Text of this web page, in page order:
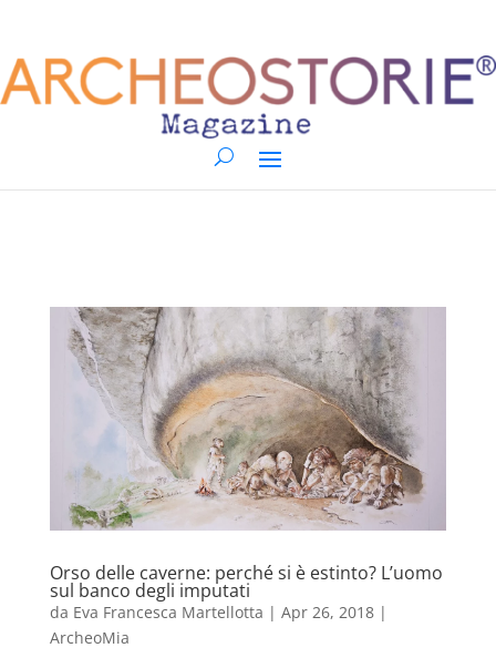
Orso delle caverne: perché si è estinto? L’uomo
sul banco degli imputati
da Eva Francesca Martellotta | Apr 26, 2018|
ArcheoMia